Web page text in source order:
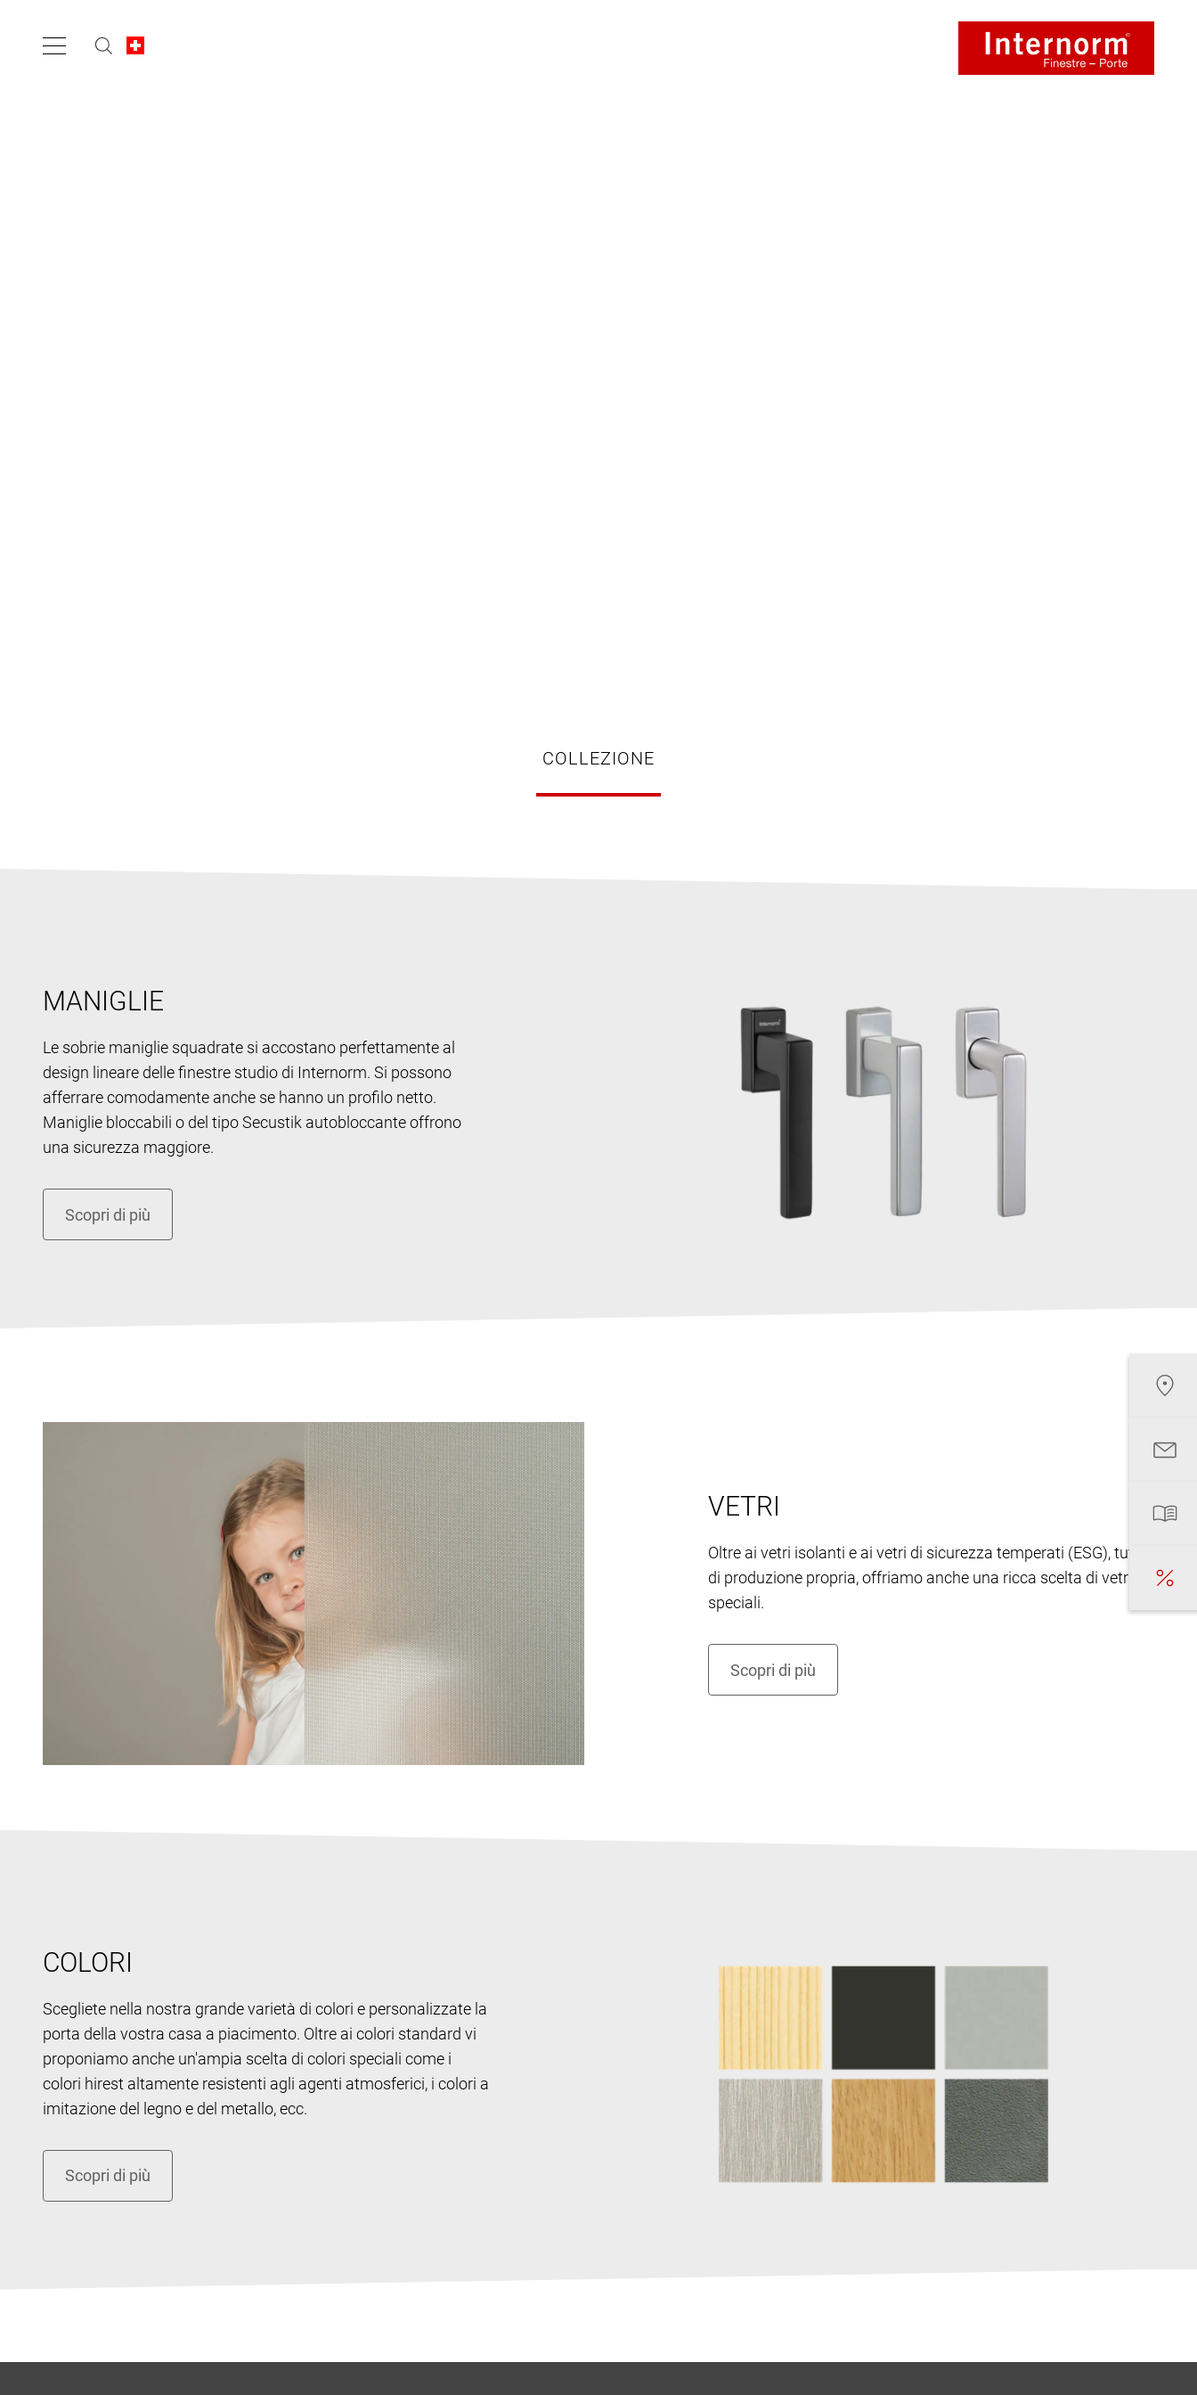
COLLEZIONE
MANIGLIE
Le sobrie maniglie squadrate si accostano perfettamente al
design lineare delle finestre studio di Internorm. Si possono
afferrare comodamente anche se hanno un profilo netto.
Maniglie bloccabili o del tipo Secustik autobloccante offrono
una sicurezza maggiore.
VETRI
Oltre ai vetri isolanti e ai vetri di sicurezza temperati (ESG), tutti
di produzione propria, offriamo anche una ricca scelta di vetri
speciali.
COLORI
Scegliete nella nostra grande varietà di colori e personalizzate la
porta della vostra casa a piacimento. Oltre ai colori standard vi
proponiamo anche un'ampia scelta di colori speciali come i
colori hirest altamente resistenti agli agenti atmosferici, i colori a
imitazione del legno e del metallo, ecc.